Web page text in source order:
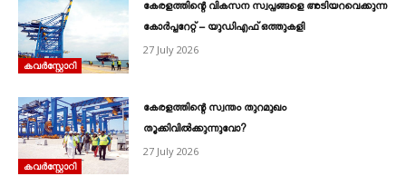
കവര്‍സ്റ്റോറി
കേരളത്തിന്റെ വികസന സ്വപ്നങ്ങളെ അടിയറവെക്കുന്ന
കോർപ്പറേറ്റ് – യുഡിഎഫ് ഒത്തുകളി
27 July 2026
കവര്‍സ്റ്റോറി
കേരളത്തിന്റെ സ്വന്തം തുറമുഖം
തൂക്കിവിൽക്കുന്നുവോ?
27 July 2026